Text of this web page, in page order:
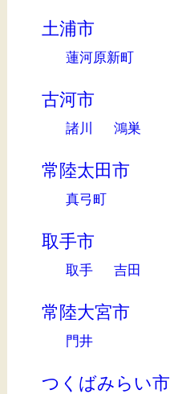
土浦市
蓮河原新町
古河市
諸川 鴻巣
常陸太田市
真弓町
取手市
取手 吉田
常陸大宮市
門井
つくばみらい市